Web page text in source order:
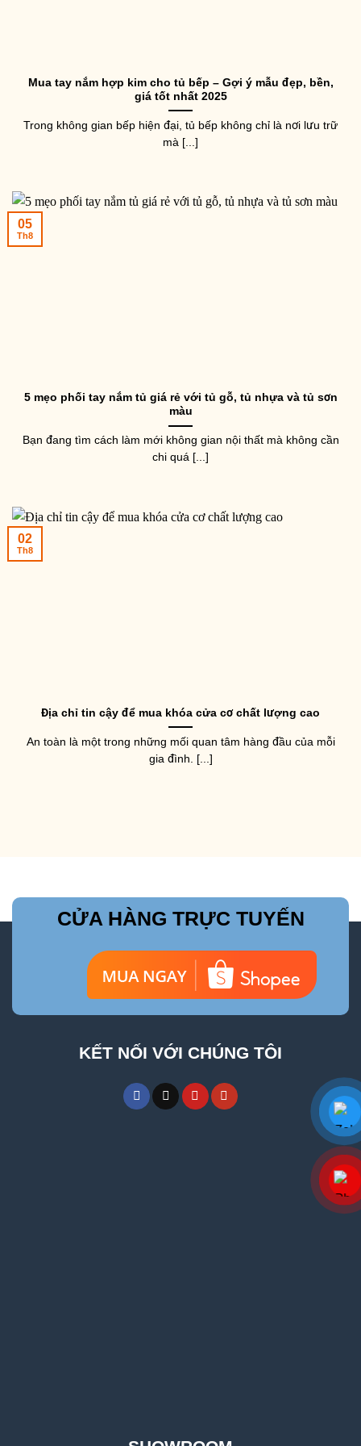
Mua tay nắm hợp kim cho tủ bếp – Gợi ý mẫu đẹp, bền,
giá tốt nhất 2025
Trong không gian bếp hiện đại, tủ bếp không chỉ là nơi lưu trữ
mà [...]
5 mẹo phối tay nắm tủ giá rẻ với tủ gỗ, tủ nhựa và tủ sơn
màu
Bạn đang tìm cách làm mới không gian nội thất mà không cần
chi quá [...]
05
Th8
Địa chỉ tin cậy để mua khóa cửa cơ chất lượng cao
An toàn là một trong những mối quan tâm hàng đầu của mỗi
gia đình. [...]
02
Th8
CỬA HÀNG TRỰC TUYẾN
KẾT NỐI VỚI CHÚNG TÔI